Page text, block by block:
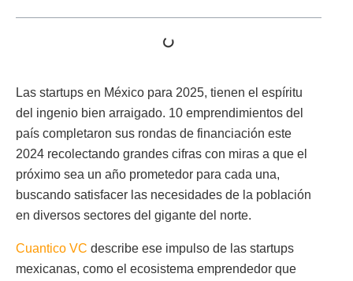
Las startups en México para 2025, tienen el espíritu
del ingenio bien arraigado. 10 emprendimientos del
país completaron sus rondas de financiación este
2024 recolectando grandes cifras con miras a que el
próximo sea un año prometedor para cada una,
buscando satisfacer las necesidades de la población
en diversos sectores del gigante del norte.
Cuantico VC describe ese impulso de las startups
mexicanas, como el ecosistema emprendedor que